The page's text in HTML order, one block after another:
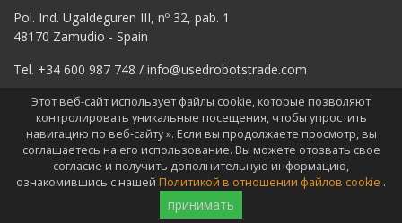
Pol. Ind. Ugaldeguren III, nº 32, pab. 1
48170 Zamudio - Spain
Tel. +34 600 987 748 / info@usedrobotstrade.com
COPYRIGHT 2026 © USEDROBOTSTRADE.COM. ВСЕ ПРАВА
ЗАЩИЩЕНЫ
Этот веб-сайт использует файлы cookie, которые позволяют
контролировать уникальные посещения, чтобы упростить
навигацию по веб-сайту ». Если вы продолжаете просмотр, вы
соглашаетесь на его использование. Вы можете отозвать свое
согласие и получить дополнительную информацию,
ознакомившись с нашей Политикой в отношении файлов cookie .
принимать